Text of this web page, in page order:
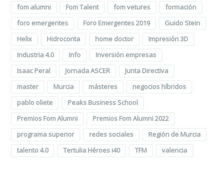
fom alumni
Fom Talent fom vetures
formación
foro emergentes
Foro Emergentes 2019
Guido Stein
Helix
Hidroconta home doctor
Impresión 3D
Industria 4.0
Info
Inversión empresas
Isaac Peral
Jornada ASCER
Junta Directiva
master
Murcia másteres
negocios híbridos
pablo oliete
Peaks Business School
Premios Fom Alumni
Premios Fom Alumni 2022
programa superior
redes sociales
Región de Murcia
talento 4.0
Tertulia Héroes i40 TFM valencia